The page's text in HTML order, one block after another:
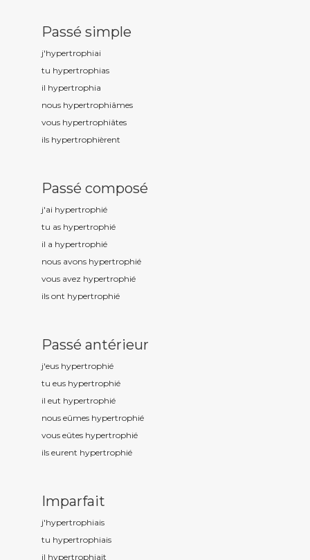
Passé simple
j'hypertrophiai
tu hypertrophias
il hypertrophia
nous hypertrophiâmes
vous hypertrophiâtes
ils hypertrophièrent
Passé composé
j'ai hypertrophié
tu as hypertrophié
il a hypertrophié
nous avons hypertrophié
vous avez hypertrophié
ils ont hypertrophié
Passé antérieur
j'eus hypertrophié
tu eus hypertrophié
il eut hypertrophié
nous eûmes hypertrophié
vous eûtes hypertrophié
ils eurent hypertrophié
Imparfait
j'hypertrophiais
tu hypertrophiais
il hypertrophiait